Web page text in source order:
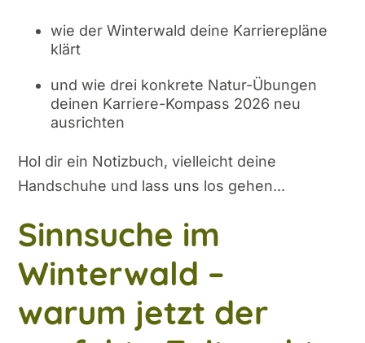
wie der Winterwald deine Karrierepläne
klärt
und wie drei konkrete Natur-Übungen
deinen Karriere-Kompass 2026 neu
ausrichten
Hol dir ein Notizbuch, vielleicht deine
Handschuhe und lass uns los gehen...
Sinnsuche im
Winterwald –
warum jetzt der